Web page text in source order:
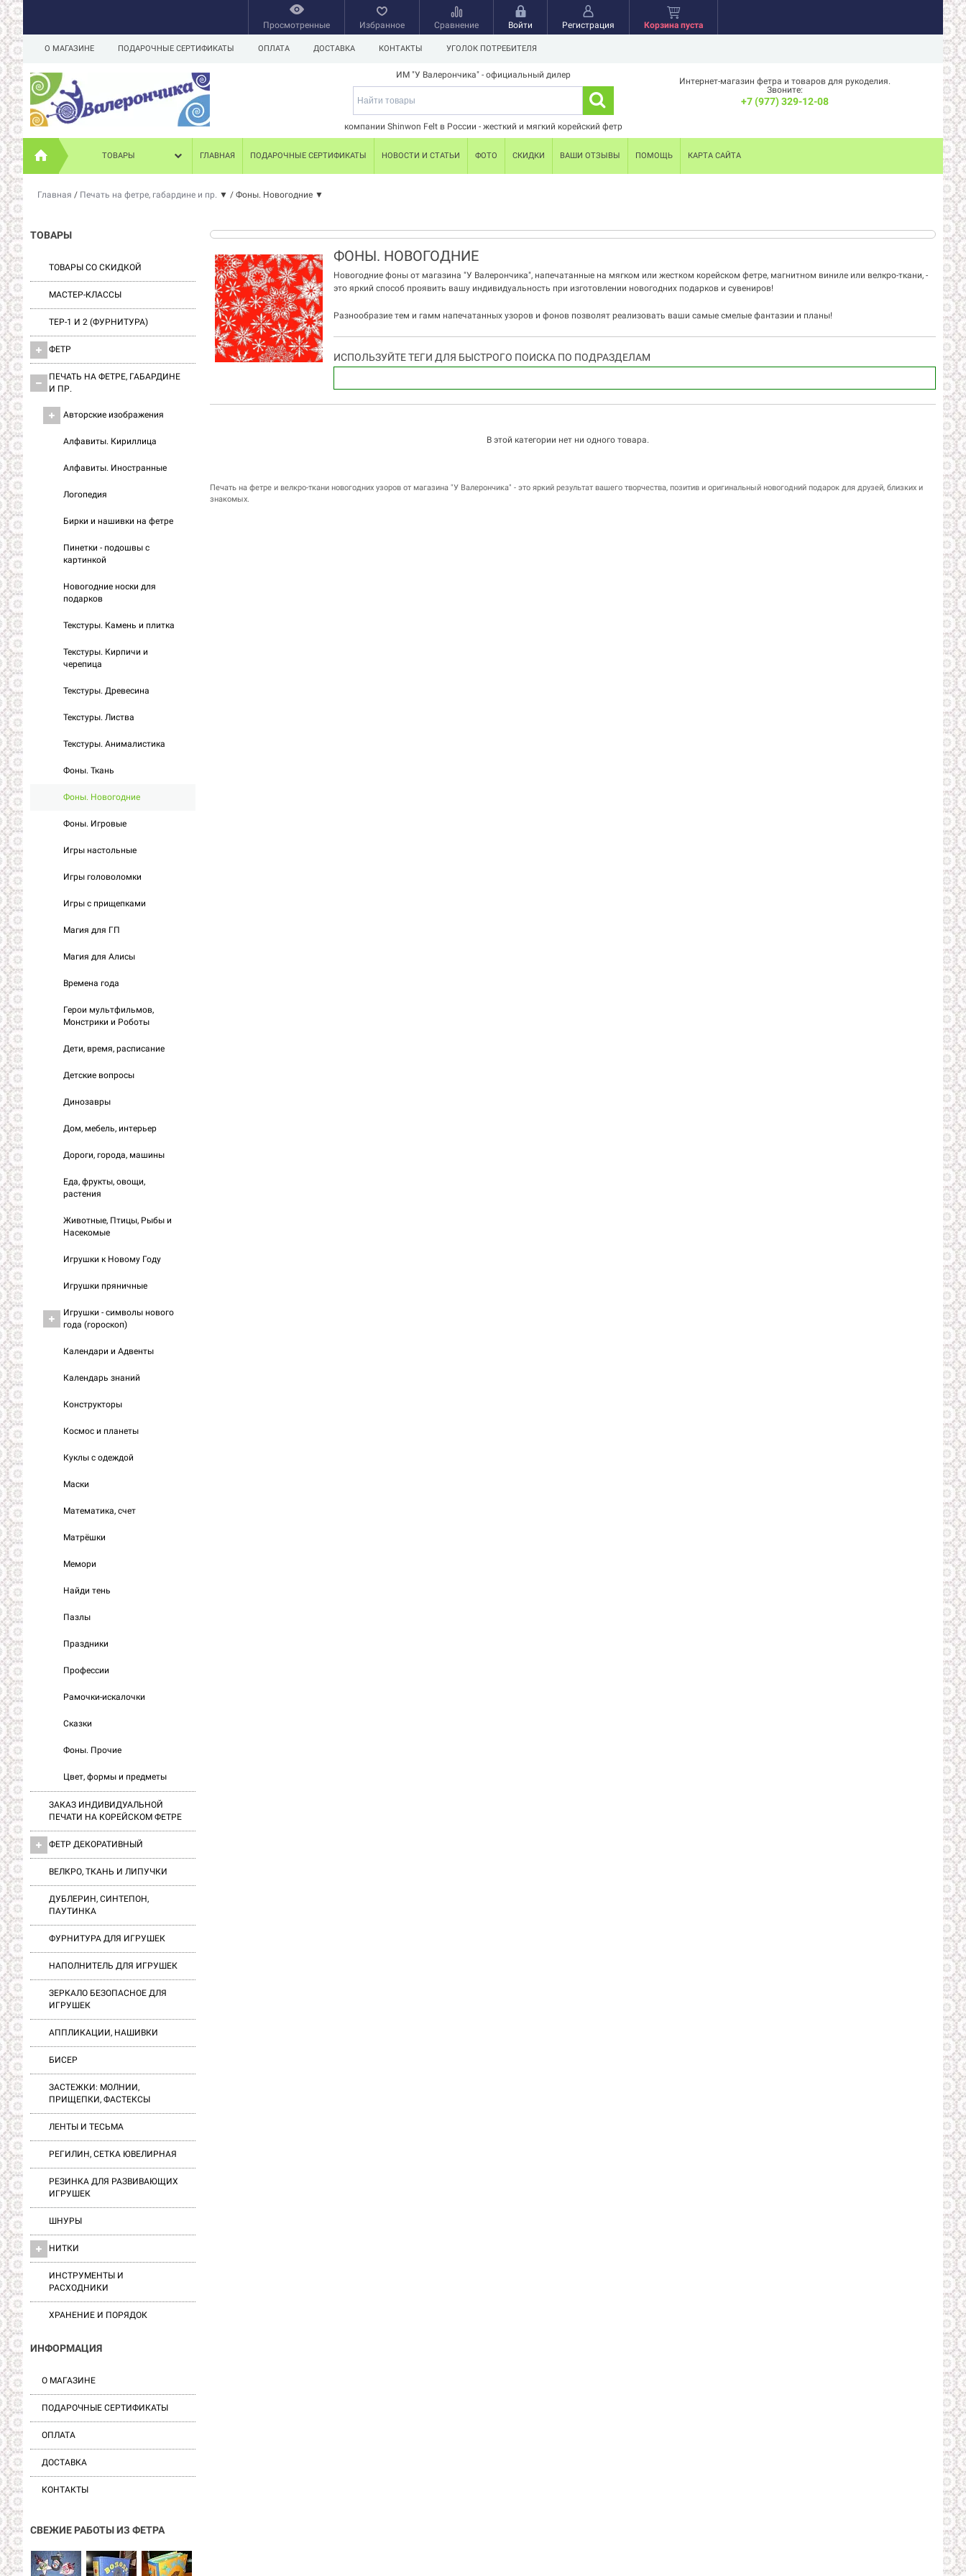
Просмотренные Избранное Сравнение Войти Регистрация Корзина пуста
О МАГАЗИНЕ ПОДАРОЧНЫЕ СЕРТИФИКАТЫ ОПЛАТА ДОСТАВКА КОНТАКТЫ УГОЛОК ПОТРЕБИТЕЛЯ
ИМ "У Валерончика" - официальный дилер
компании Shinwon Felt в России - жесткий и мягкий корейский фетр
Интернет-магазин фетра и товаров для рукоделия.
Звоните:
+7 (977) 329-12-08
ТОВАРЫ ГЛАВНАЯ ПОДАРОЧНЫЕ СЕРТИФИКАТЫ НОВОСТИ И СТАТЬИ ФОТО СКИДКИ ВАШИ ОТЗЫВЫ ПОМОЩЬ КАРТА САЙТА
Главная / Печать на фетре, габардине и пр. ▼ / Фоны. Новогодние ▼
ТОВАРЫ
ТОВАРЫ СО СКИДКОЙ
МАСТЕР-КЛАССЫ
ТЕР-1 И 2 (ФУРНИТУРА)
ФЕТР
ПЕЧАТЬ НА ФЕТРЕ, ГАБАРДИНЕ
И ПР.
Авторские изображения
Алфавиты. Кириллица
Алфавиты. Иностранные
Логопедия
Бирки и нашивки на фетре
Пинетки - подошвы с
картинкой
Новогодние носки для
подарков
Текстуры. Камень и плитка
Текстуры. Кирпичи и
черепица
Текстуры. Древесина
Текстуры. Листва
Текстуры. Анималистика
Фоны. Ткань
Фоны. Новогодние
Фоны. Игровые
Игры настольные
Игры головоломки
Игры с прищепками
Магия для ГП
Магия для Алисы
Времена года
Герои мультфильмов,
Монстрики и Роботы
Дети, время, расписание
Детские вопросы
Динозавры
Дом, мебель, интерьер
Дороги, города, машины
Еда, фрукты, овощи,
растения
Животные, Птицы, Рыбы и
Насекомые
Игрушки к Новому Году
Игрушки пряничные
Игрушки - символы нового
года (гороскоп)
Календари и Адвенты
Календарь знаний
Конструкторы
Космос и планеты
Куклы с одеждой
Маски
Математика, счет
Матрёшки
Мемори
Найди тень
Пазлы
Праздники
Профессии
Рамочки-искалочки
Сказки
Фоны. Прочие
Цвет, формы и предметы
ЗАКАЗ ИНДИВИДУАЛЬНОЙ
ПЕЧАТИ НА КОРЕЙСКОМ ФЕТРЕ
ФЕТР ДЕКОРАТИВНЫЙ
ВЕЛКРО, ТКАНЬ И ЛИПУЧКИ
ДУБЛЕРИН, СИНТЕПОН,
ПАУТИНКА
ФУРНИТУРА ДЛЯ ИГРУШЕК
НАПОЛНИТЕЛЬ ДЛЯ ИГРУШЕК
ЗЕРКАЛО БЕЗОПАСНОЕ ДЛЯ
ИГРУШЕК
АППЛИКАЦИИ, НАШИВКИ
БИСЕР
ЗАСТЕЖКИ: МОЛНИИ,
ПРИЩЕПКИ, ФАСТЕКСЫ
ЛЕНТЫ И ТЕСЬМА
РЕГИЛИН, СЕТКА ЮВЕЛИРНАЯ
РЕЗИНКА ДЛЯ РАЗВИВАЮЩИХ
ИГРУШЕК
ШНУРЫ
НИТКИ
ИНСТРУМЕНТЫ И
РАСХОДНИКИ
ХРАНЕНИЕ И ПОРЯДОК
ИНФОРМАЦИЯ
О МАГАЗИНЕ
ПОДАРОЧНЫЕ СЕРТИФИКАТЫ
ОПЛАТА
ДОСТАВКА
КОНТАКТЫ
СВЕЖИЕ РАБОТЫ ИЗ ФЕТРА
ФОНЫ. НОВОГОДНИЕ
Новогодние фоны от магазина "У Валерончика", напечатанные на мягком или жестком корейском фетре, магнитном виниле или велкро-ткани, -
это яркий способ проявить вашу индивидуальность при изготовлении новогодних подарков и сувениров!
Разнообразие тем и гамм напечатанных узоров и фонов позволят реализовать ваши самые смелые фантазии и планы!
ИСПОЛЬЗУЙТЕ ТЕГИ ДЛЯ БЫСТРОГО ПОИСКА ПО ПОДРАЗДЕЛАМ
В этой категории нет ни одного товара.
Печать на фетре и велкро-ткани новогодних узоров от магазина "У Валерончика" - это яркий результат вашего творчества, позитив и оригинальный новогодний подарок для друзей, близких и
знакомых.